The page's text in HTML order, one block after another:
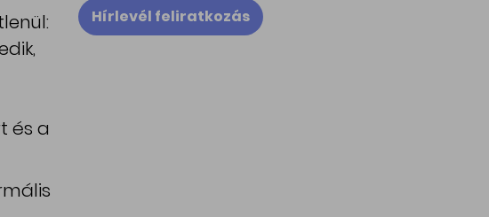
és a
Hírlevél feliratkozás